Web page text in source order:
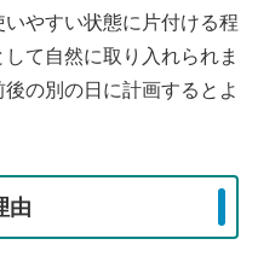
やすい状態に片付ける程
て自然に取り入れられま
の別の日に計画するとよ
由